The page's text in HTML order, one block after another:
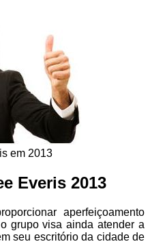
em 2013
Everis 2013
aperfeiçoamento
grupo visa ainda atender a
seu escritório da cidade de